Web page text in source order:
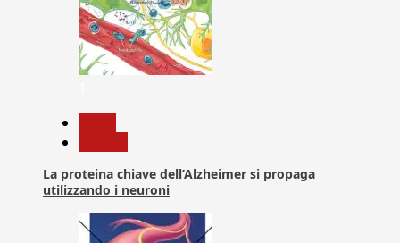
La proteina chiave dell’Alzheimer si propaga
utilizzando i neuroni